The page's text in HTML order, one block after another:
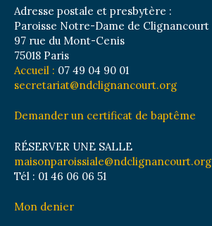
Adresse postale et presbytère :
Paroisse Notre-Dame de Clignancourt
97 rue du Mont-Cenis
75018 Paris
Accueil : 07 49 04 90 01
secretariat@ndclignancourt.org
Demander un certificat de baptême
RÉSERVER UNE SALLE
maisonparoissiale@ndclignancourt.org
Tél : 01 46 06 06 51
Mon denier